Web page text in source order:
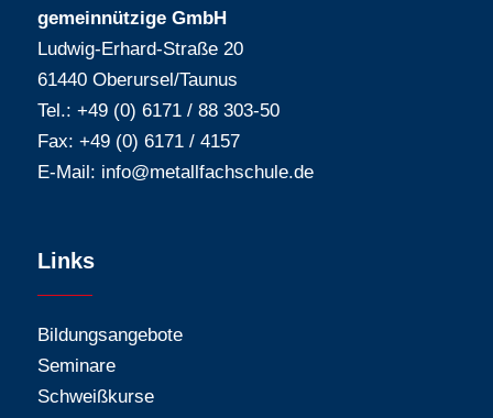
gemeinnützige GmbH
Ludwig-Erhard-Straße 20
61440 Oberursel/Taunus
Tel.: +49 (0) 6171 / 88 303-50
Fax: +49 (0) 6171 / 4157
E-Mail: info@metallfachschule.de
Links
Bildungsangebote
Seminare
Schweißkurse